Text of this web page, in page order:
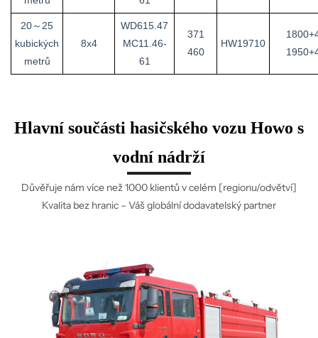
20～25
kubických
metrů
8x4
WD615.47
MC11.46-
61
371
460
HW19710
Hlavní součásti hasičského vozu Howo s
vodní nádrží
Důvěřuje nám více než 1000 klientů v celém [regionu/odvětví]
Kvalita bez hranic – Váš globální dodavatelský partner